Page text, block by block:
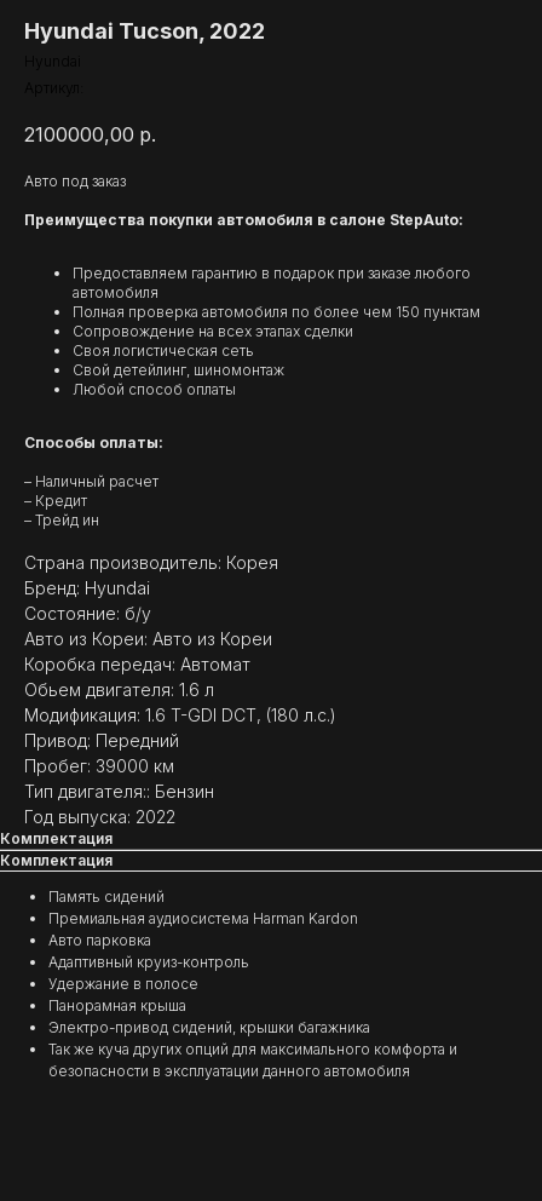
Hyundai Tucson, 2022
2100000,00 р.
Авто под заказ
Преимущества покупки автомобиля в салоне StepAuto:
Предоставляем гарантию в подарок при заказе любого
автомобиля
Полная проверка автомобиля по более чем 150 пунктам
Сопровождение на всех этапах сделки
Своя логистическая сеть
Свой детейлинг, шиномонтаж
Любой способ оплаты
Способы оплаты:
– Наличный расчет
– Кредит
– Трейд ин
Страна производитель: Корея
Бренд: Hyundai
Состояние: б/у
Авто из Кореи: Авто из Кореи
Коробка передач: Автомат
Обьем двигателя: 1.6 л
Модификация: 1.6 T-GDI DCT, (180 л.с.)
Привод: Передний
Пробег: 39000 км
Тип двигателя:: Бензин
Год выпуска: 2022
Комплектация
Комплектация
Память сидений
Премиальная аудиосистема Harman Kardon
Авто парковка
Адаптивный круиз-контроль
Удержание в полосе
Панорамная крыша
Электро-привод сидений, крышки багажника
Так же куча других опций для максимального комфорта и
безопасности в эксплуатации данного автомобиля
МНЕНИЕ ДОВОЛЬНЫХ
КЛИЕНТОВ — ГЛАВНЫЙ
ПОКАЗАТЕЛЬ КАЧЕСТВА
НАШЕЙ РАБОТЫ
ОТЗЫВЫ)